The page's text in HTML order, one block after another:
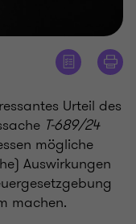
Urteil des
T-689/24
mögliche
Auswirkungen
machen.